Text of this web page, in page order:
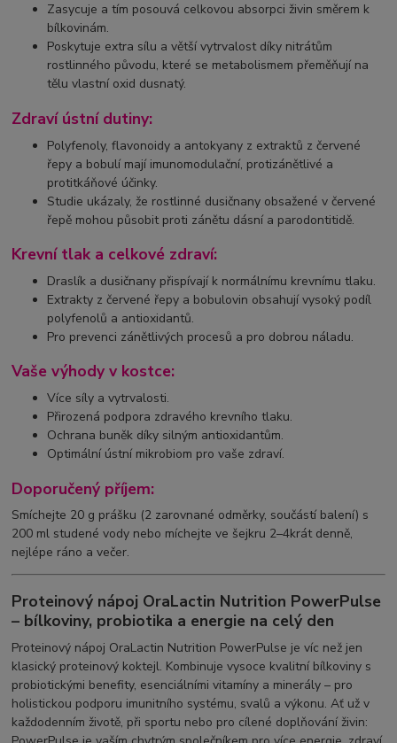
Zasycuje a tím posouvá celkovou absorpci živin směrem k
bílkovinám.
Poskytuje extra sílu a větší vytrvalost díky nitrátům
rostlinného původu, které se metabolismem přeměňují na
tělu vlastní oxid dusnatý.
Zdraví ústní dutiny:
Polyfenoly, flavonoidy a antokyany z extraktů z červené
řepy a bobulí mají imunomodulační, protizánětlivé a
protitkáňové účinky.
Studie ukázaly, že rostlinné dusičnany obsažené v červené
řepě mohou působit proti zánětu dásní a parodontitidě.
Krevní tlak a celkové zdraví:
Draslík a dusičnany přispívají k normálnímu krevnímu tlaku.
Extrakty z červené řepy a bobulovin obsahují vysoký podíl
polyfenolů a antioxidantů.
Pro prevenci zánětlivých procesů a pro dobrou náladu.
Vaše výhody v kostce:
Více síly a vytrvalosti.
Přirozená podpora zdravého krevního tlaku.
Ochrana buněk díky silným antioxidantům.
Optimální ústní mikrobiom pro vaše zdraví.
Doporučený příjem:
Smíchejte 20 g prášku (2 zarovnané odměrky, součástí balení) s
200 ml studené vody nebo míchejte ve šejkru 2–4krát denně,
nejlépe ráno a večer.
Proteinový nápoj OraLactin Nutrition PowerPulse
– bílkoviny, probiotika a energie na celý den
Proteinový nápoj OraLactin Nutrition PowerPulse je víc než jen
klasický proteinový koktejl. Kombinuje vysoce kvalitní bílkoviny s
probiotickými benefity, esenciálními vitamíny a minerály – pro
holistickou podporu imunitního systému, svalů a výkonu. Ať už v
každodenním životě, při sportu nebo pro cílené doplňování živin: